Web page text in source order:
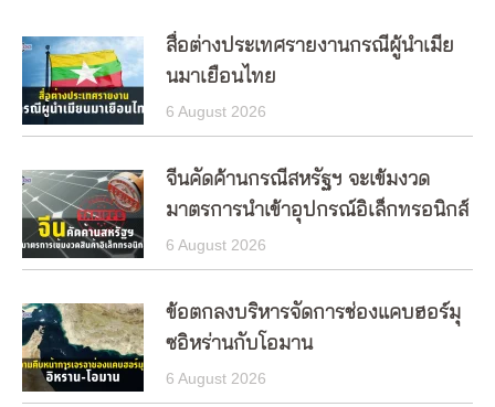
สื่อต่างประเทศรายงานกรณีผู้นำเมีย
นมาเยือนไทย
6 August 2026
จีนคัดค้านกรณีสหรัฐฯ จะเข้มงวด
มาตรการนำเข้าอุปกรณ์อิเล็กทรอนิกส์
6 August 2026
ข้อตกลงบริหารจัดการช่องแคบฮอร์มุ
ซอิหร่านกับโอมาน
6 August 2026